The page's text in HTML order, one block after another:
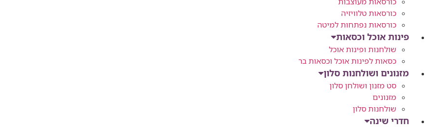
כורסאות טלוויזיה
כורסאות נפתחות למיטה
פינות אוכל וכסאות
שולחנות ופינות אוכל
כסאות לפינות אוכל וכסאות בר
מזנונים ושולחנות סלון
סט מזנון ושולחן סלון
מזנונים
שולחנות סלון
חדרי שינה